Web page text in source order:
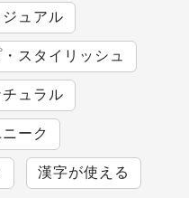
ジュアル
スタイリッシュ
ュラル
ーク
漢字が使える